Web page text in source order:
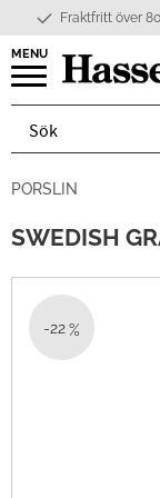
Meny
Fraktfritt över
PORSLIN
SWEDISH
22%